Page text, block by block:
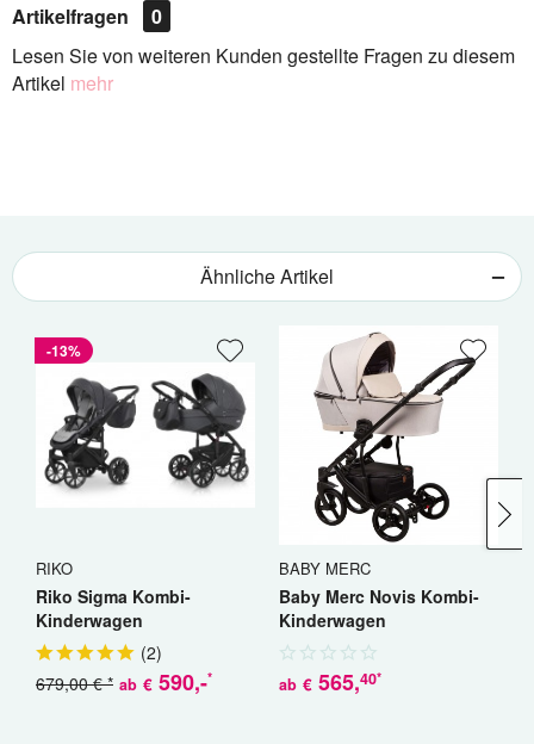
Artikelfragen
0
Lesen Sie von weiteren Kunden gestellte Fragen zu diesem
Artikel mehr
Ähnliche Artikel
-13%
RIKO
Riko Sigma Kombi-
Kinderwagen
(2)
ab € 590,-*
679,00 € *
BABY MERC
Baby Merc Novis Kombi-
Kinderwagen
ab € 565,40*